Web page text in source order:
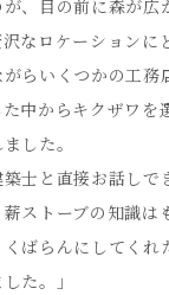
、目の前に森が広
なロケーションに
らいくつかの工務
中からキクザワを
した。
築士と直接お話し
ストーブの知識は
ばらんにしてくれ
た。」